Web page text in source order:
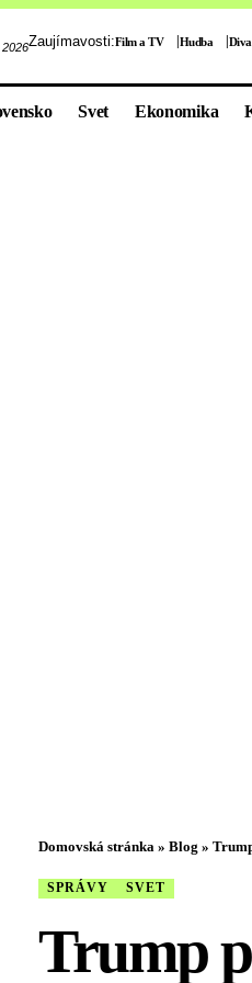
Zaujímavosti:Film a TV Hudba
Svet Ekonomika
Domovská stránka » Blog »
SPRÁVY SVET
Trump